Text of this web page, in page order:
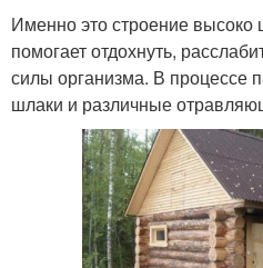
Именно это строение высоко
помогает отдохнуть,
силы организма. В процессе
шлаки и различные